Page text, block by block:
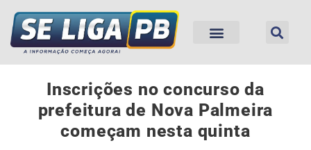
Inscrições no concurso da
prefeitura de Nova Palmeira
começam nesta quinta